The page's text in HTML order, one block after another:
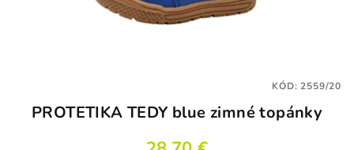
PROTETIKA TEDY blue zimné topánky
KÓD:2559/20